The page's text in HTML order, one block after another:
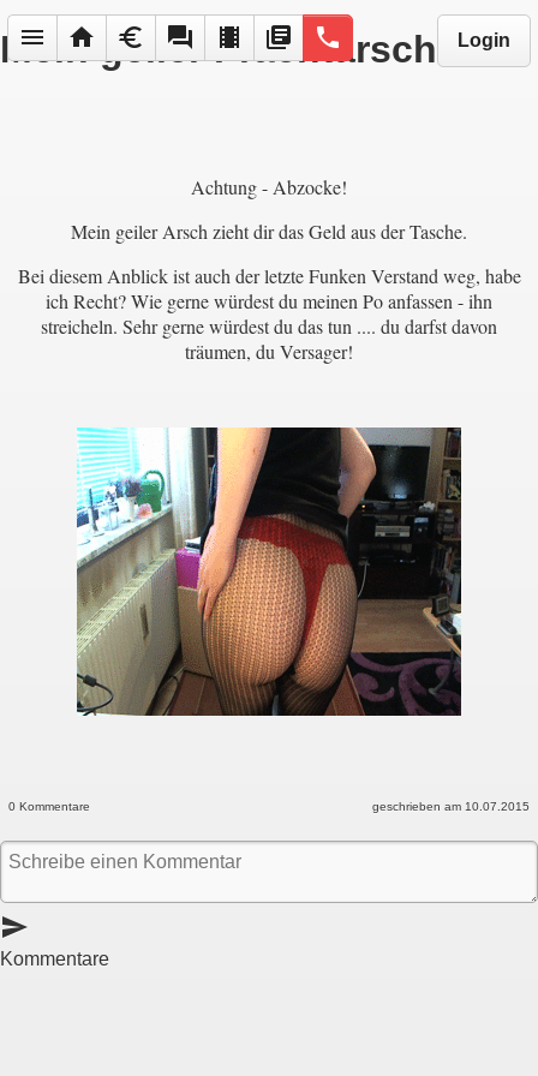
menu home euro forum local_movies library_books phone Login
Mein geiler Prachtarsch!
Achtung - Abzocke!
Mein geiler Arsch zieht dir das Geld aus der Tasche.
Bei diesem Anblick ist auch der letzte Funken Verstand weg, habe
ich Recht? Wie gerne würdest du meinen Po anfassen - ihn
streicheln. Sehr gerne würdest du das tun .... du darfst davon
träumen, du Versager!
0 Kommentare geschrieben am 10.07.2015
send
Kommentare